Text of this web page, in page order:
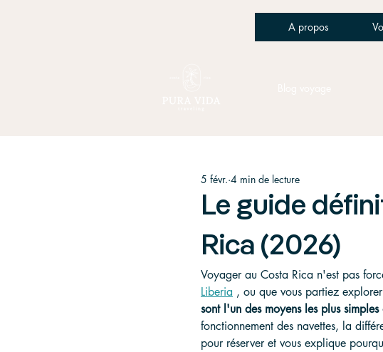
A propos
Le guide
Rica (2026)
5 févr. 4 min de lecture
Voyager au Costa Rica n'est pas
Liberia , ou que vous partiez
sont l'un des moyens les plus
fonctionnement des navettes, la
pour réserver et vous explique